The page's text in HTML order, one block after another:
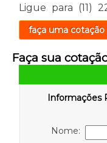
Ligue para (11)
faça uma cotação
Faça sua
Informações
Nome: